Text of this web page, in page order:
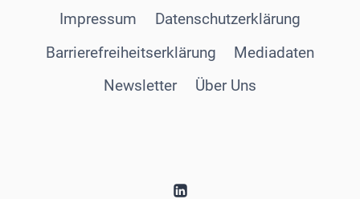
Impressum
Datenschutzerklärung
Barrierefreiheitserklärung
Mediadaten
Newsletter
Über Uns